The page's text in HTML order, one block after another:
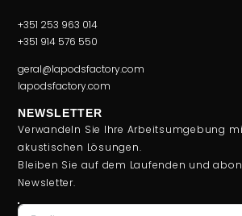
+351 253 963 014
+351 914 576 550
geral@lapodsfactory.com
lapodsfactory.com
NEWSLETTER
Verwandeln Sie Ihre Arbeitsumgebung
akustischen Lösungen.
Bleiben Sie auf dem Laufenden und
Newsletter.